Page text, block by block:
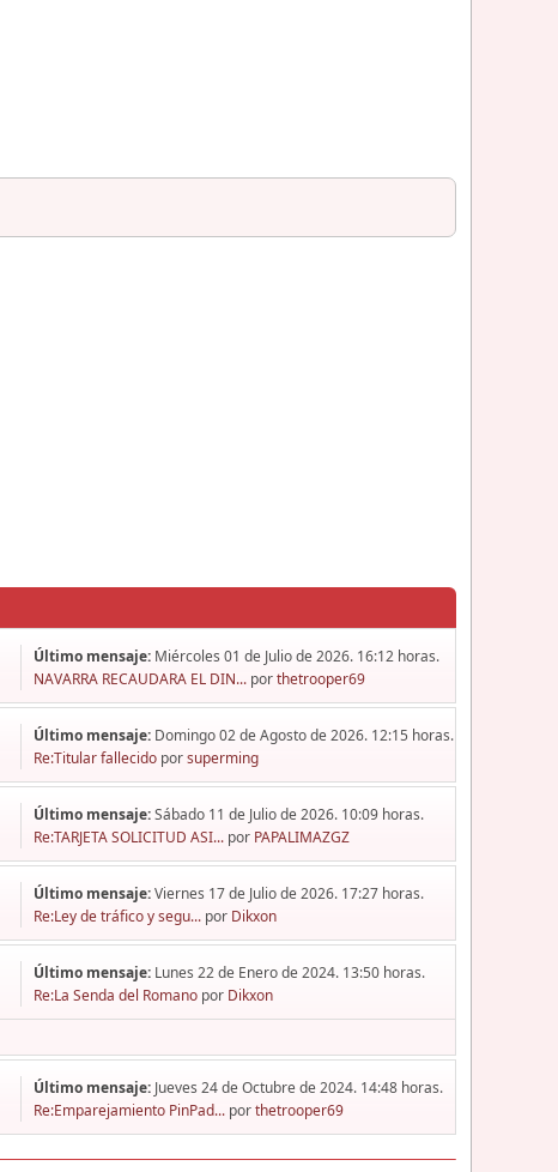
Último mensaje: Miércoles 01 de Julio de 2026. 16:12 horas.
NAVARRA RECAUDARA EL DIN... porthetrooper69
Último mensaje: Domingo 02 de Agosto de 2026. 12:15 horas.
Re:Titular fallecido porsuperming
Último mensaje:Sábado 11 de Julio de 2026. 10:09 horas.
Re:TARJETA SOLICITUD ASI... por PAPALIMAZGZ
Último mensaje:Viernes 17 de Julio de 2026. 17:27 horas.
Re:Ley de tráfico y segu... por Dikxon
Último mensaje: Lunes 22 de Enero de 2024. 13:50 horas.
Re:La Senda del Romano por Dikxon
Último mensaje: Jueves 24 de Octubre de 2024. 14:48 horas.
Re:Emparejamiento PinPad... porthetrooper69